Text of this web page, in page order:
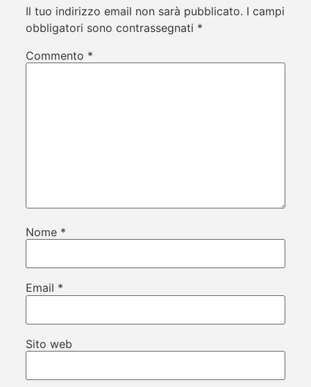
Il tuo indirizzo email non sarà pubblicato. I campi
obbligatori sono contrassegnati *
Commento *
Nome *
Email *
Sito web